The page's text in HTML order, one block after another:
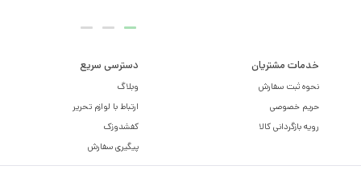
خدمات مشتریان
نحوه ثبت سفارش
حریم خصوصی
رویه بازگردانی کالا
دسترسی سریع
وبلاگ
ارتباط با لوازم تحریر
کفشدوزک
پیگیری سفارش